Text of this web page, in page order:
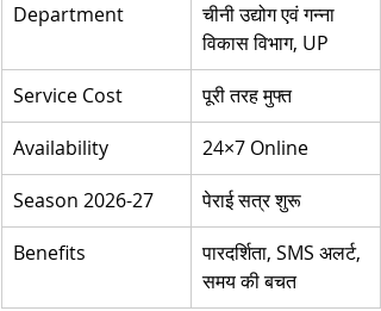
Department
चीनी उद्योग एवं गन्ना
विकास विभाग, UP
Service Cost
पूरी तरह मुफ्त ​
Availability
24×7 Online ​
Season 2026-27
पेराई सत्र शुरू ​
Benefits
पारदर्शिता, SMS अलर्ट,
समय की बचत ​